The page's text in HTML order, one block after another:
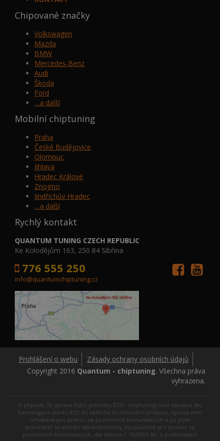
Chipované značky
Volkswagen
Mazda
BMW
Mercedes-Benz
Audi
Škoda
Ford
…a další
Mobilní chiptuning
Praha
České Budějovice
Olomouc
Jihlava
Hradec Králové
Znojmo
Jindřichův Hradec
…a další
Rychlý kontakt
QUANTUM TUNING CZECH REPUBLIC
Ke Kolodějům 163, 250 84 Sibřina
776 555 250
info@quantumchiptuning.cz
Prohlášení o webu
Zásady ochrany osobních údajů
Copyright 2016 Quantum - chiptuning. Všechna práva
vyhrazena.
V případě, že úprava řídící jednotky ECU - chiptuning není zapsána dle
homologace atestu 8SD do velkého technického průkazu, úprava není
schválena pro provoz na pozemních komunikacích a po jejím
provedení se vozidlo stává technicky nezpůsobilé pro provoz na
pozemních komunikacích, dle zákona č. 56/2001 Sb. o podmínkách